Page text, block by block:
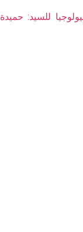
للسيد: حميدة